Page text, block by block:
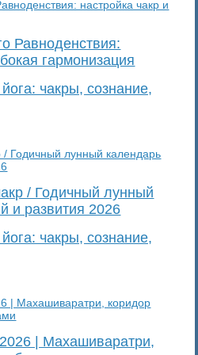
Равноденствия:
гармонизация
чакры, сознание,
/ Годичный лунный
и развития 2026
чакры, сознание,
| Махашиваратри,